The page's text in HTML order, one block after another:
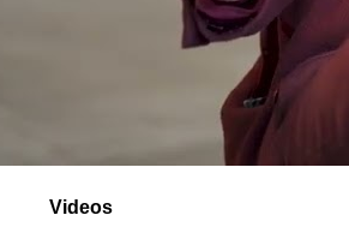
Videos